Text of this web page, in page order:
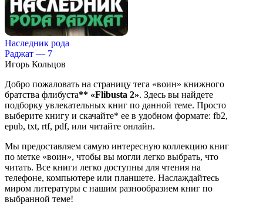
Наследник рода
Раджат — 7
Игорь Кольцов
Добро пожаловать на страницу тега «воин» книжного
братства флибуста** «Flibusta 2». Здесь вы найдете
подборку увлекательных книг по данной теме. Просто
выберите книгу и скачайте* ее в удобном формате: fb2,
epub, txt, rtf, pdf, или читайте онлайн.
Мы предоставляем самую интересную коллекцию книг
по метке «воин», чтобы вы могли легко выбрать, что
читать. Все книги легко доступны для чтения на
телефоне, компьютере или планшете. Наслаждайтесь
миром литературы с нашим разнообразием книг по
выбранной теме!